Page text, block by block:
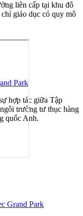
liên cấp tại khu đô
giáo dục có quy mô
Park
hợp tác giữa Tập
trường tư thục hàng
quốc Anh.
Grand Park